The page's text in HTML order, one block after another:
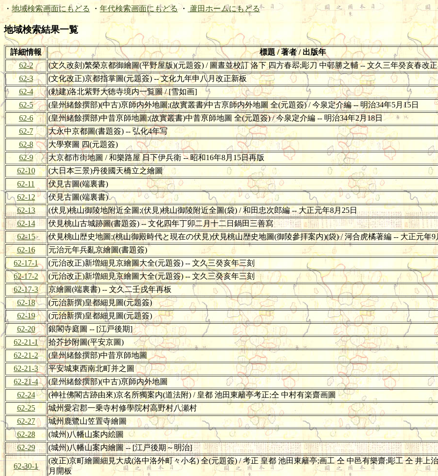
・ 地域検索画面にもどる ・ 年代検索画面にもどる・ 蘆田ホームにもどる
地域検索結果一覧
詳細情報
標題 / 著者 / 出版年
62-2
(文久改刻)繁榮京都御繪圖(平野屋版)(元題簽) / 圖晝並校訂 洛下 四方春翆;彫刀 中邨勝之輔 -- 文久三年癸亥春改
62-3
(文化改正)京都指掌圖(元題簽) -- 文化九年申八月改正新板
62-4
(勅建)洛北紫野大徳寺境内一覧圖 / [雪如画]
62-5
(皇州緒餘撰部)(中古)亰師内外地圖;(故實叢書)中古亰師内外地圖 全(元題簽) / 今泉定介編 -- 明治34年5月15日
62-6
(皇州緒餘撰部)中昔亰師地圖;(故實叢書)中昔亰師地圖 全(元題簽) / 今泉定介編 -- 明治34年2月18日
62-7
大永中京都圖(書題簽) -- 弘化4年写
62-8
大學寮圖 四(元題簽)
62-9
大京都市街地圖 / 和樂路屋 日下伊兵衛 -- 昭和16年8月15日再版
62-10
(大日本三景)丹後國天橋立之繪圖
62-11
伏見古圖(端裏書)
62-12
伏見古圖(端裏書)
62-13
(伏見)桃山御陵地附近全圖;(伏見)桃山御陵附近全圖(袋) / 和田忠次郎編 -- 大正元年8月25日
62-14
伏見桃山古城跡圖(書題簽) -- 文化四年丁卯二月十二日鍋田三善寫
62-15
伏見桃山歴史地圖;(桃山御殿時代と現在の伏見)伏見桃山歴史地圖(御陵參拝案内)(袋) / 河合虎橘著編 -- 大正元年9
62-16
元治元年兵亂京繪圖(書題簽)
62-17-1
(元治改正)新増細見京繪圖大全(元題簽) -- 文久三癸亥年三刻
62-17-2
(元治改正)新増細見京繪圖大全(元題簽) -- 文久三癸亥年三刻
62-17-3
京繪圖(端裏書) -- 文久二壬戌年再板
62-18
(元治新撰)皇都細見圖(元題簽)
62-19
(元治新撰)皇都細見圖(元題簽)
62-20
銀閣寺庭圖 -- [江戸後期]
62-21-1
拾芥抄附圖(平安京圖)
62-21-2
(皇州緒餘撰部)中昔亰師地圖
62-21-3
平安城東西南北町并之圖
62-21-4
(皇州緒餘撰部)(中古)亰師内外地圖
62-24
(神社佛閣古跡由來)京名所獨案内(道法附) / 皇都 池田東籬亭考正;仝 中村有楽齋画圖
62-25
城州愛宕郡一乗寺村修學院村高野村八瀬村
62-27
城州鹿鷺山笠置寺繪圖
62-28
(城州)八幡山案内絵圖
62-29
(城州)八幡山案内繪圖 -- [江戸後期～明治]
62-30-1
(改正)京町繪圖細見大成(洛中洛外町々小名) 全(元題簽) / 考正 皇都 池田東籬亭;画工 仝 中邑有樂齋;彫工 仝 井上
月開板